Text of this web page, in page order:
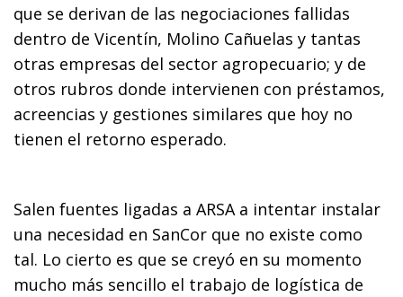
que se derivan de las negociaciones fallidas
dentro de Vicentín, Molino Cañuelas y tantas
otras empresas del sector agropecuario; y de
otros rubros donde intervienen con préstamos,
acreencias y gestiones similares que hoy no
tienen el retorno esperado.
Salen fuentes ligadas a ARSA a intentar instalar
una necesidad en SanCor que no existe como
tal. Lo cierto es que se creyó en su momento
mucho más sencillo el trabajo de logística de